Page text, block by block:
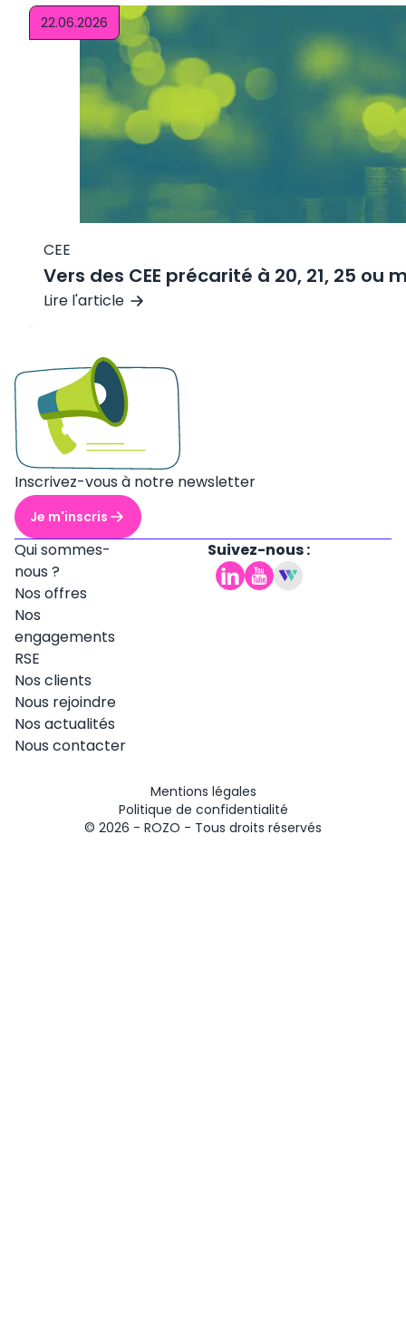
22.06.2026
CEE
Vers des CEE précarité à 20, 21, 25 ou
Lire l'article
Inscrivez-vous à notre newsletter
Je m'inscris
Qui sommes-
nous ?
Nos offres
Nos
engagements
RSE
Nos clients
Nous rejoindre
Nos actualités
Nous contacter
Suivez-nous :
Mentions légales
Politique de confidentialité
© 2026 - ROZO - Tous droits réservés